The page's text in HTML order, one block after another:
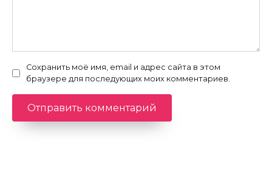
Сохранить моё имя, email и адрес сайта в этом
браузере для последующих моих комментариев.